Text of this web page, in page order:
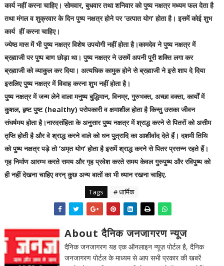
कार्य नहीं करना चाहिए। सोमवार, बुधवार तथा शनिवार को पुष्य नक्षत्र मध्यम फल देता है
तथा मंगल व शुक्रवार के दिन पुष्य नक्षत्र होने पर ‘उत्पात योग’ होता है। इसमें कोई शुभ
कार्य हीं करना चाहिए।
ज्येष्ठ मास में भी पुष्य नक्षत्र विशेष उपयोगी नहीं होता है।कामदेव ने पुष्य नक्षत्र में
ब्रह्माजी पर पुष्प बाण छोड़ा था। पुष्य नक्षत्र ने उसमें अपनी पूरी शक्ति लगा कर
ब्रह्माजी को व्याकुल कर दिया। अत्यधिक कामुक होने से ब्रह्माजी ने इसे शाप दे दिया
इसलिए पुष्य नक्षत्र में विवाह करना शुभ नहीं होता है।
पुष्य नक्षत्र में जन्म लेने वाला मनुष्य बुद्धिमान, विनम्र, गुरुभक्त, अच्छा वक्ता, कार्यों में
कुशल, हृष्ट पुष्ट (healthy) परोपकारी व क्षमाशील होता है किन्तु उसका जीवन
संघर्षमय होता है।नारदसंहिता के अनुसार पुष्य नक्षत्र में श्राद्ध करने से पितरों को असीम
तृप्ति होती है और वे श्राद्ध करने वाले को धन पुत्रादि का आशीर्वाद देते हैं। दशमी तिथि
को पुष्य नक्षत्र पड़े तो ‘अमृत योग’ होता है इसमें श्राद्ध करने से पितर प्रसन्न रहते हैं।
गृह निर्माण आरम्भ करते समय और गृह प्रवेश करते समय केवल गुरुपुष्य और रविपुष्य को
ही नहीं देखना चाहिए वरन् कुछ अन्य बातों का भी ध्यान रखना चाहिए.
Tags # धार्मिक
About दैनिक जनजागरण न्यूज
दैनिक जनजागरण यह एक ऑनलाइन न्यूज़ पोर्टल है, दैनिक
जनजागरण पोर्टल के माध्यम से आप सभी प्रकार की खबरें